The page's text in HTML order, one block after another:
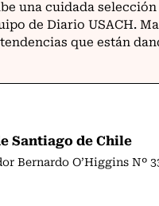
Santiago de Chile
Bernardo O’Higgins Nº